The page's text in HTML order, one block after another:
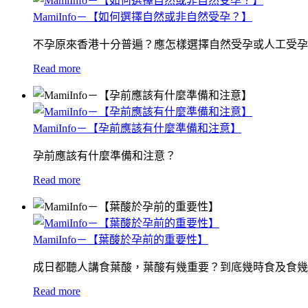
MamiInfo－【如何選擇自然或非自然受孕？】
不孕原來香港十分普遍？應怎樣選擇自然受孕或人工受
Read more
MamiInfo－【孕前應該有什麼準備和注意】
孕前應該有什麼準備和注意？
Read more
MamiInfo－【葉酸於孕前的重要性】
成日都聽人講食葉酸，葉酸有幾重要？到底幾時食及食
Read more